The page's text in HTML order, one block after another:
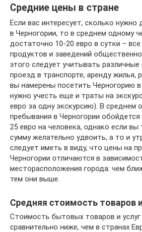
Средние цены в стране
Если вас интересует, сколько нужно
в Черногории, то в среднем одному
достаточно 10-20 евро в сутки –
продуктов и заведений
этого следует учитывать
проезд в транспорте, аренду жилья,
вы намерены посетить Черногорию в
нужно учесть еще и траты на
евро за одну экскурсию). В среднем
пребывания в Черногории обойдется
25 евро на человека, однако если вы
сумму желательно удвоить, а то и
следует иметь в виду, что цены на
Черногории отличаются в
месторасположения города: чем
тем они выше.
Средняя стоимость товаров
Стоимость бытовых товаров и услуг
сравнительно ниже, чем в странах